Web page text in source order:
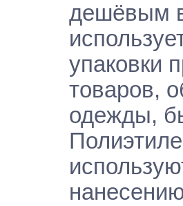
дешёвым
упаковки
товаров,
одежды,